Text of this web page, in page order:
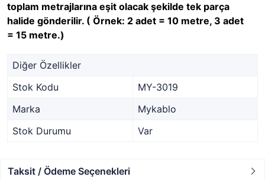
toplam metrajlarına eşit olacak şekilde tek parça
halide gönderilir. ( Örnek: 2 adet = 10 metre, 3 adet
= 15 metre.)
Diğer Özellikler
Stok Kodu
MY-3019
Marka
Mykablo
Stok Durumu
Var
Taksit / Ödeme Seçenekleri